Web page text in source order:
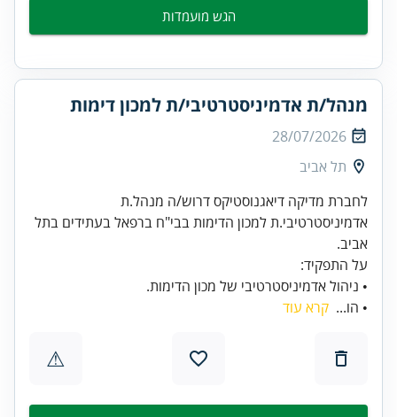
הגש מועמדות
מנהל/ת אדמיניסטרטיבי/ת למכון דימות
28/07/2026
תל אביב
לחברת מדיקה דיאגנוסטיקס דרוש/ה מנהל.ת
אדמיניסטרטיבי.ת למכון הדימות בבי"ח ברפאל בעתידים בתל
• ניהול אדמיניסטרטיבי של מכון הדימות.
• הו... קרא עוד
⚠